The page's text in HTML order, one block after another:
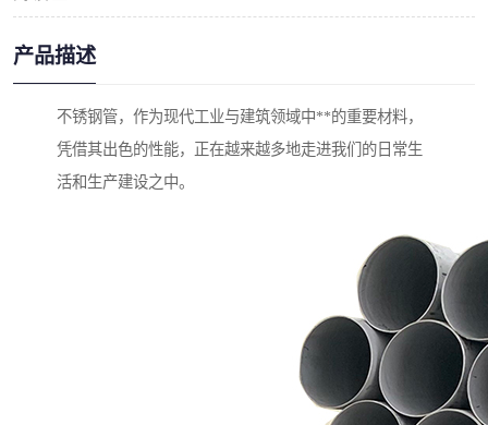
产品描述
不锈钢管，作为现代工业与建筑领域中**的重要材料，
凭借其出色的性能，正在越来越多地走进我们的日常生
活和生产建设之中。